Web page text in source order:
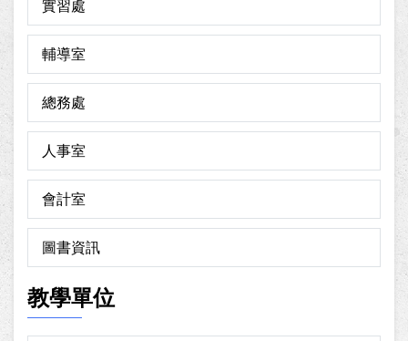
實習處
輔導室
總務處
人事室
會計室
圖書資訊
教學單位